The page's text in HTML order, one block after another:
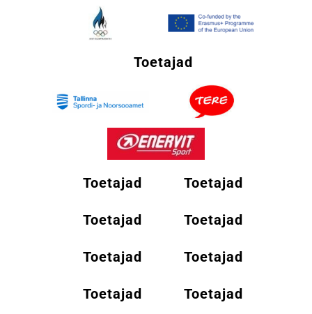
Toetajad
Toetajad Toetajad
Toetajad Toetajad
Toetajad Toetajad
Toetajad Toetajad